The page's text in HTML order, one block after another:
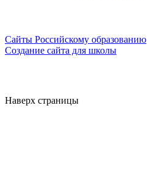
Сайты Российскому образованию
Создание сайта для школы
Наверх страницы